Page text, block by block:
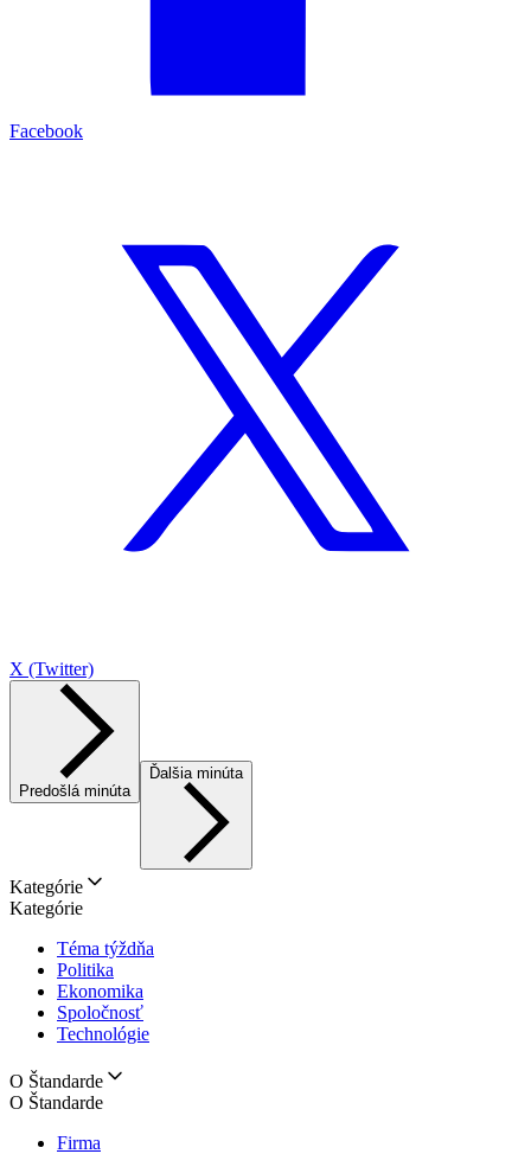
Facebook
X (Twitter)
Predošlá minúta
Ďalšia minúta
Kategórie
Kategórie
Téma týždňa
Politika
Ekonomika
Spoločnosť
Technológie
O Štandarde
O Štandarde
Firma